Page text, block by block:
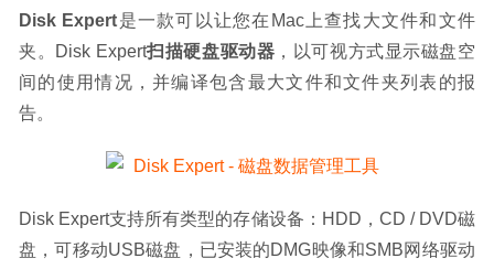
Disk Expert是一款可以让您在Mac上查找大文件和文件
夹。Disk Expert扫描硬盘驱动器 ，以可视方式显示磁盘空
间的使用情况，并编译包含最大文件和文件夹列表的报
告。
Disk Expert支持所有类型的存储设备：HDD，CD / DVD磁
盘，可移动USB磁盘，已安装的DMG映像和SMB网络驱动